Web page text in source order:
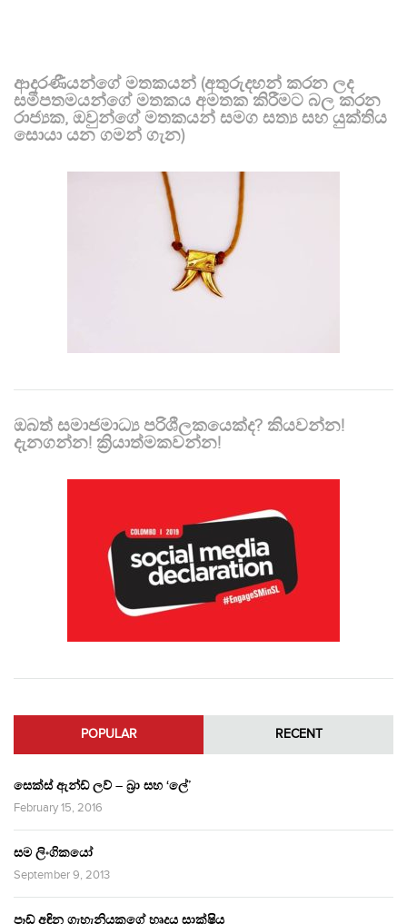
ආදරණීයන්ගේ මතකයන් (අතුරුදහන් කරන ලද
සමීපතමයන්ගේ මතකය අමතක කිරීමට බල කරන
රාජ්‍යක, ඔවුන්ගේ මතකයන් සමග සත්‍ය සහ යුක්තිය
සොයා යන ගමන් ගැන)
ඔබත් සමාජමාධ්‍ය පරිශීලකයෙක්ද? කියවන්න!
දැනගන්න! ක්‍රියාත්මකවන්න!
POPULAR RECENT
සෙක්ස් ඇන්ඩ් ලව් – බ්‍රා සහ ‘ලේ’
February 15, 2016
සම ලිංගිකයෝ
September 9, 2013
පෑඩ් අඳින ගැහැනියකගේ හෘදය සාක්ෂිය